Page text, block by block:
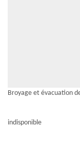
Broyage et évacuation
indisponible